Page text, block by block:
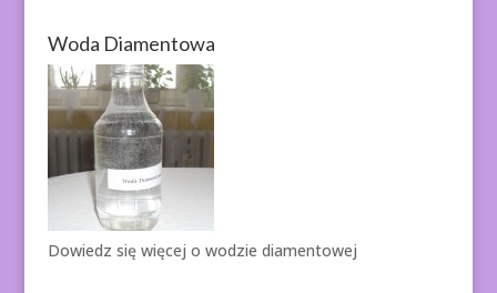
Woda Diamentowa
Dowiedz się więcej o wodzie diamentowej